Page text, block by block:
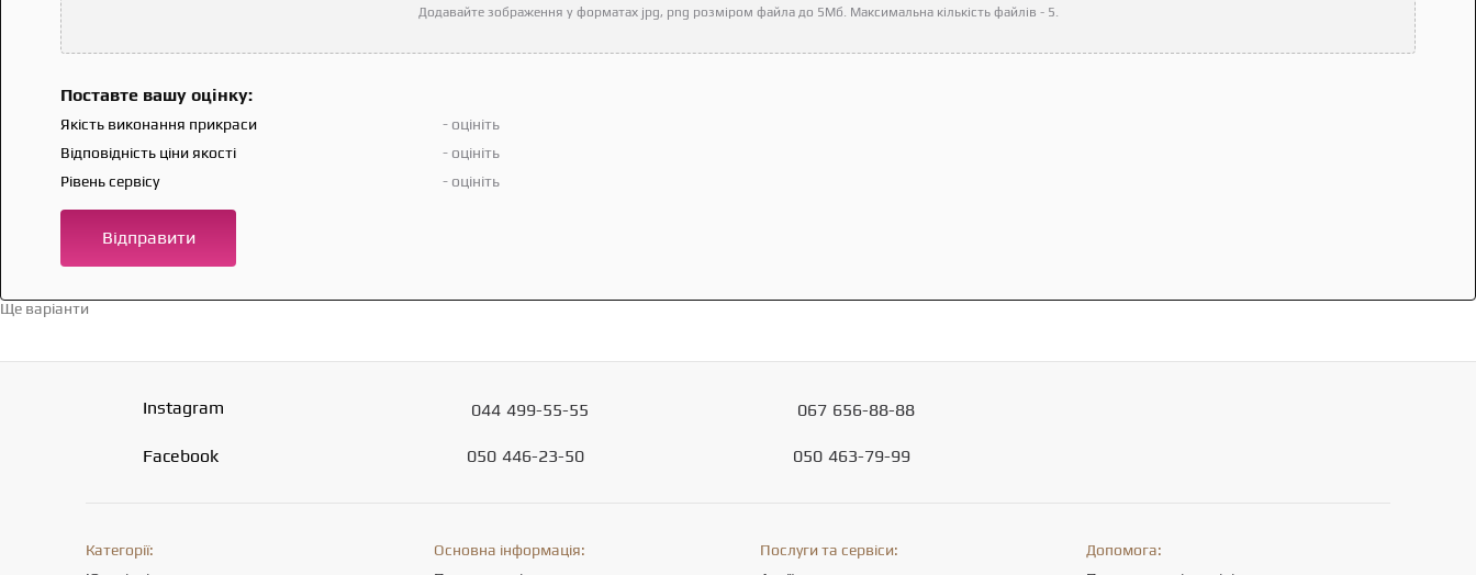
Додавайте зображення у форматах jpg, png розміром файла до 5Мб. Максимальна кількість файлів - 5.
Поставте вашу оцінку:
Якість виконання прикраси
- оцініть
Відповідність ціни якості
- оцініть
Рівень сервісу
- оцініть
Відправити
Ще варіанти
Instagram
Facebook
044 499-55-55
050 446-23-50
067 656-88-88
050 463-79-99
Категорії:
Основна інформація:
Послуги та сервіси:
Допомога: